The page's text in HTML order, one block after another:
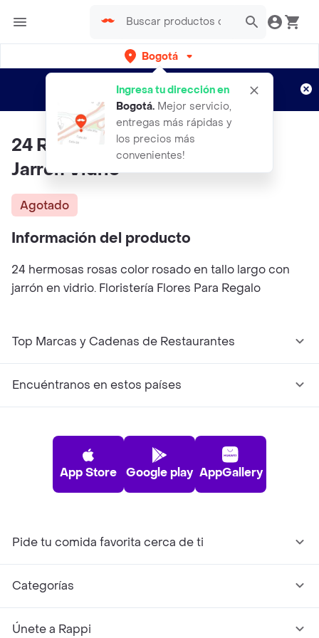
Bogotá
Ingresa tu dirección en
Bogotá. Mejor servicio,
entregas más rápidas y
los precios más
convenientes!
envíos gratis por semanas
Aplican TyC
24 Rosas Rosadas Tallo Largo +
Jarrón Vidrio
Agotado
Información del producto
24 hermosas rosas color rosado en tallo largo con
jarrón en vidrio. Floristería Flores Para Regalo
Top Marcas y Cadenas de Restaurantes
Encuéntranos en estos países
App Store Google play AppGallery
Pide tu comida favorita cerca de ti
Categorías
Únete a Rappi